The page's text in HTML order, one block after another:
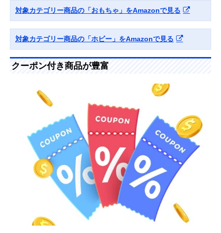
対象カテゴリー商品の「おもちゃ」をAmazonで見る
対象カテゴリー商品の「ホビー」をAmazonで見る
クーポン付き商品が豊富